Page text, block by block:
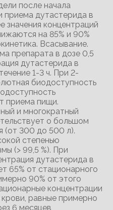
после начала
приема дутастерида в
значения концентраций
на 85% и 90%
Всасывание.
препарата в дозе 0,5
дутастерида в
1-3 ч. При 2-
биодоступность
приема пищи.
и многократный
о большом
(от 300 до 500 л).
степенью
(> 99,5 %). При
дутастерида в
65% от стационарного
90% от этого
концентрации
равные примерно
6 месяцев